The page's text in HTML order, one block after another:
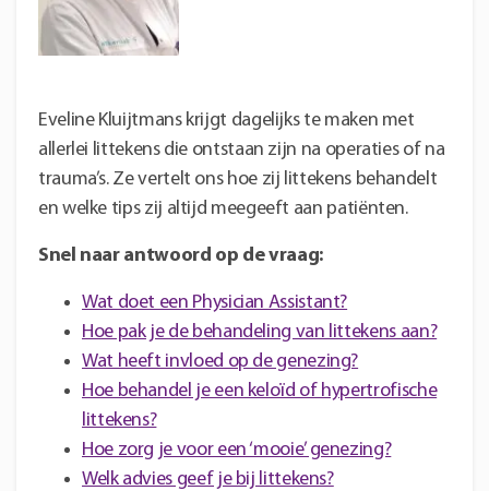
Eveline Kluijtmans krijgt dagelijks te maken met
allerlei littekens die ontstaan zijn na operaties of na
trauma’s. Ze vertelt ons hoe zij littekens behandelt
en welke tips zij altijd meegeeft aan patiënten.
Snel naar antwoord op de vraag:
Wat doet een Physician Assistant?
Hoe pak je de behandeling van littekens aan?
Wat heeft invloed op de genezing?
Hoe behandel je een keloïd of hypertrofische
littekens?
Hoe zorg je voor een ‘mooie’ genezing?
Welk advies geef je bij littekens?